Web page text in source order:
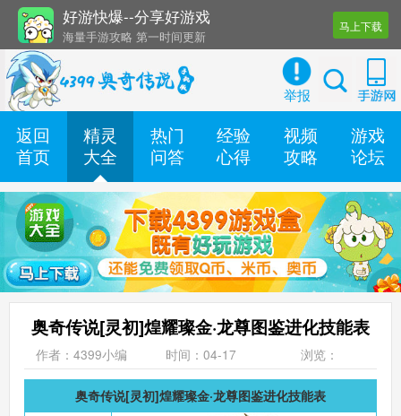
好游快爆--分享好游戏
海量手游攻略 第一时间更新
还有几十款实用辅助工具
马上下载
举报
返回
首页
精灵
大全
热门
问答
经验
心得
视频
攻略
游戏
论坛
奥奇传说[灵初]煌耀璨金·龙尊图鉴进化技能表
作者：4399小编 时间：04-17 浏览：
奥奇传说[灵初]煌耀璨金·龙尊图鉴进化技能表